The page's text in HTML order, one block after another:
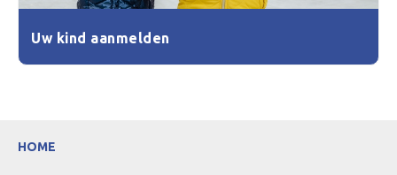
Uw kind aanmelden
HOME